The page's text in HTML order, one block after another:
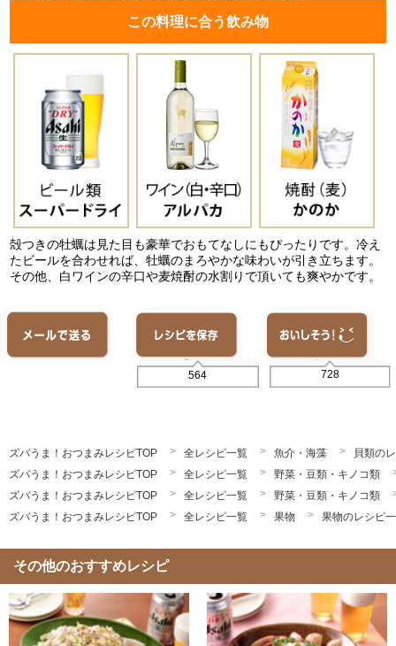
この料理に合う飲み物
殻つきの牡蠣は見た目も豪華でおもてなしにもぴったりです。冷え
たビールを合わせれば、牡蠣のまろやかな味わいが引き立ちます。
その他、白ワインの辛口や麦焼酎の水割りで頂いても爽やかです。
564 728
ズバうま！おつまみレシピTOP 全レシピ一覧 魚介・海藻
貝類の
ズバうま！おつまみレシピTOP
全レシピ一覧
野菜・豆類・キノコ類
ズバうま！おつまみレシピTOP
全レシピ一覧
野菜・豆類・キノコ類
ズバうま！おつまみレシピTOP
全レシピ一覧 果物 果物のレシピ
その他のおすすめレシピ